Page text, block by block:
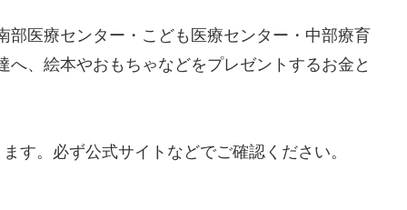
医療センター・こども医療センター・中部療育
、絵本やおもちゃなどをプレゼントするお金と
す。必ず公式サイトなどでご確認ください。